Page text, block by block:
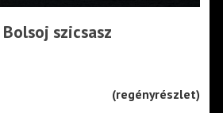
szicsasz
(regényrészlet)